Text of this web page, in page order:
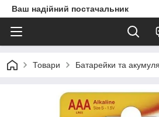
Ваш надійний постачальник
Товари Батарейки та